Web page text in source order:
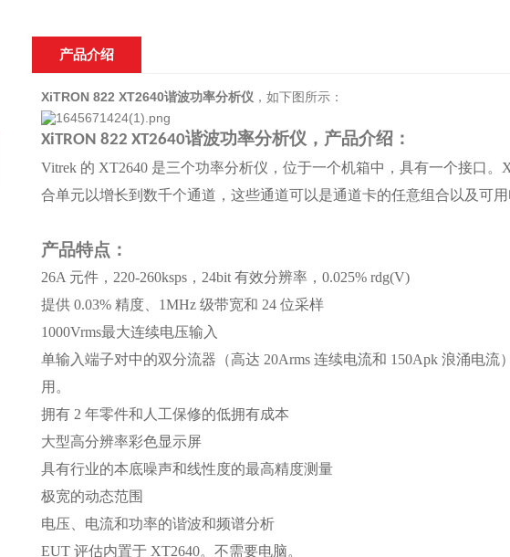
产品介绍
XiTRON 822 XT2640谐波功率分析仪 ，如下图所示：
XiTRON 822 XT2640谐波功率分析仪，产品介绍：
Vitrek 的 XT2640 是三个功率分析仪，位于一个机箱中，具有一个接口
合单元以增长到数千个通道，这些通道可以是通道卡的任意组合以及可用
产品特点：
26A 元件，220-260ksps，24bit 有效分辨率，0.025% rdg(V)
提供 0.03% 精度、1MHz 级带宽和 24 位采样
1000Vrms最大连续电压输入
单输入端子对中的双分流器（高达 20Arms 连续电流和 150Apk 浪涌电
用。
拥有 2 年零件和人工保修的低拥有成本
大型高分辨率彩色显示屏
具有行业的本底噪声和线性度的最高精度测量
极宽的动态范围
电压、电流和功率的谐波和频谱分析
EUT 评估内置于 XT2640。不需要电脑。